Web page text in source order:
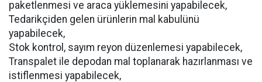
paketlenmesi ve araca yüklemesini yapabilecek,
Tedarikçiden gelen ürünlerin mal kabulünü
yapabilecek,
Stok kontrol, sayım reyon düzenlemesi yapabilecek,
Transpalet ile depodan mal toplanarak hazırlanması ve
istiflenmesi yapabilecek,